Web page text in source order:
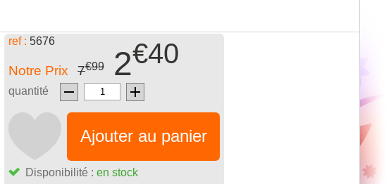
ref : 5676
Notre Prix 7€99 2€40
quantité
Ajouter au panier
Disponibilité : en stock